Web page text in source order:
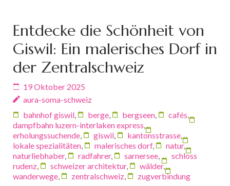
Entdecke die Schönheit von
Giswil: Ein malerisches Dorf in
der Zentralschweiz
19 Oktober 2025
aura-soma-schweiz
bahnhof giswil
berge bergseen cafés
dampfbahn luzern-interlaken express
erholungssuchende
giswil kantonsstrasse
lokale spezialitäten
malerisches dorf, natur,
naturliebhaber, radfahrer, sarnersee
schloss
rudenz
schweizer architektur, wälder,
wanderwege
zentralschweiz zugverbindung